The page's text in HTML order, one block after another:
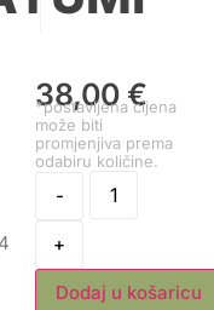
38,00€
*postavljena cijena
može biti
promjenjiva prema
odabiru količine.
-
+
Dodaj u košaricu